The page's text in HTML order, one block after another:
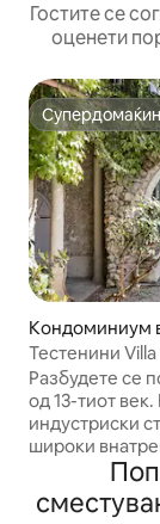
Гостите се
оценети
Супердомаќин
Супердомаќин
Кондоминиум
Тестенини
езеро
Разбудете се
од 13-тиот век.
индустриски
широки
прекрасен
од сенчеста
директно во